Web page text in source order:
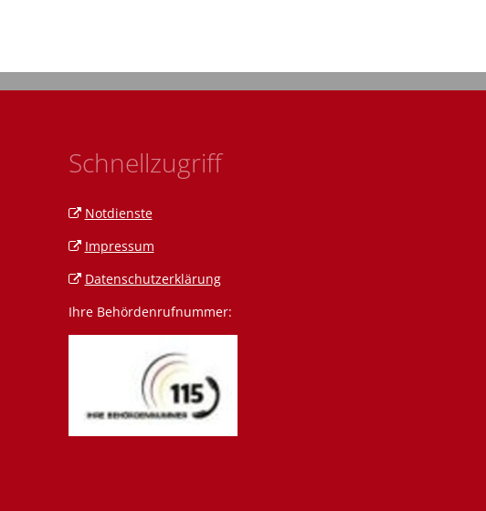
Schnellzugriff
Notdienste
Impressum
Datenschutzerklärung
Ihre Behördenrufnummer: